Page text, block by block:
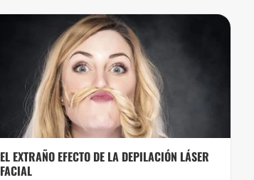
EL EXTRAÑO EFECTO DE LA DEPILACIÓN LÁSER
FACIAL